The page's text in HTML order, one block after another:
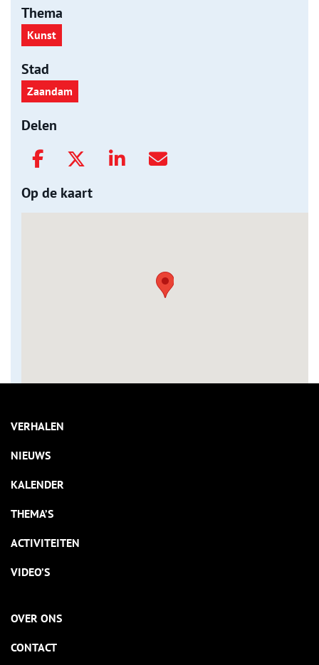
Thema
Kunst
Stad
Zaandam
Delen
Op de kaart
VERHALEN
NIEUWS
KALENDER
THEMA’S
ACTIVITEITEN
VIDEO’S
OVER ONS
CONTACT